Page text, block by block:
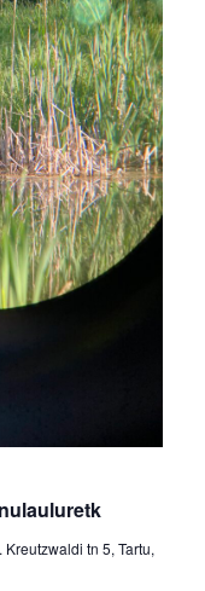
Kreutzwaldi tn 5, Tartu,